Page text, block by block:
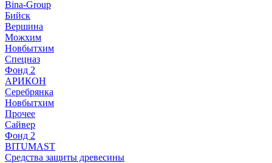
Bina-Group
Бийск
Вершина
Можхим
Новбытхим
Спецназ
Фонд 2
АРИКОН
Серебрянка
Новбытхим
Прочее
Сайвер
Фонд 2
BITUMAST
Средства защиты древесины